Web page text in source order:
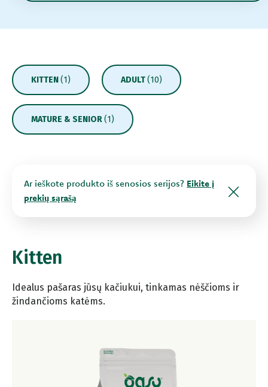
KITTEN(1) ADULT(10)
MATURE & SENIOR(1)
Ar ieškote produkto iš senosios serijos? Eikite į
prekių sąrašą
Kitten
Idealus pašaras jūsų kačiukui, tinkamas nėščioms ir
žindančioms katėms.